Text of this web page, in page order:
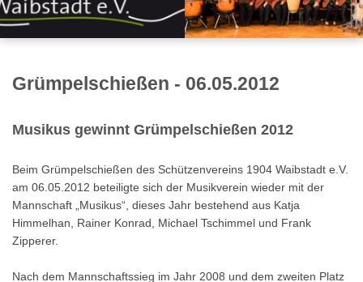
Grümpelschießen - 06.05.2012
Musikus gewinnt Grümpelschießen 2012
Beim Grümpelschießen des Schützenvereins 1904 Waibstadt e.V.
am 06.05.2012 beteiligte sich der Musikverein wieder mit der
Mannschaft „Musikus“, dieses Jahr bestehend aus Katja
Himmelhan, Rainer Konrad, Michael Tschimmel und Frank
Zipperer.
Nach dem Mannschaftssieg im Jahr 2008 und dem zweiten Platz